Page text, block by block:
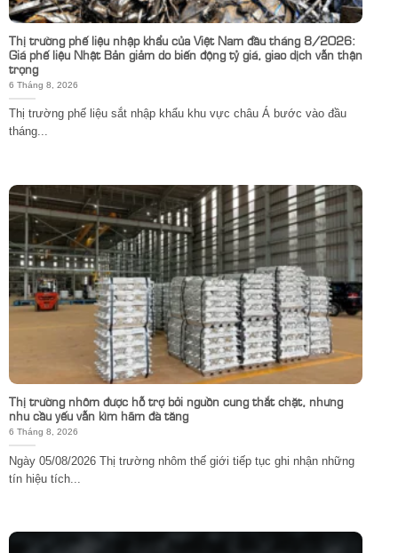
Thị trường phế liệu nhập khẩu của Việt Nam đầu tháng 8/2026:
Giá phế liệu Nhật Bản giảm do biến động tỷ giá, giao dịch vẫn thận
trọng
6 Tháng 8, 2026
Thị trường phế liệu sắt nhập khẩu khu vực châu Á bước vào đầu
tháng...
Thị trường nhôm được hỗ trợ bởi nguồn cung thắt chặt, nhưng
nhu cầu yếu vẫn kìm hãm đà tăng
6 Tháng 8, 2026
Ngày 05/08/2026 Thị trường nhôm thế giới tiếp tục ghi nhận những
tín hiệu tích...